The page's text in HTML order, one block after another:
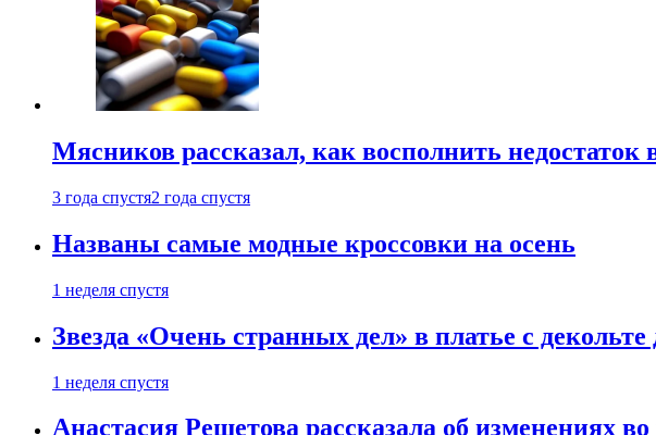
Мясников рассказал, как восполнить недостаток
3 года спустя2 года спустя
Названы самые модные кроссовки на осень
1 неделя спустя
Звезда «Очень странных дел» в платье с
1 неделя спустя
Анастасия Решетова рассказала об изменениях